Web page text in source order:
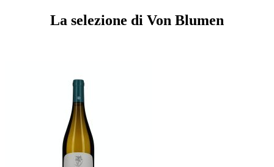
La selezione di Von Blumen